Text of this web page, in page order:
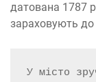
датована 1787
зараховують до
У місто